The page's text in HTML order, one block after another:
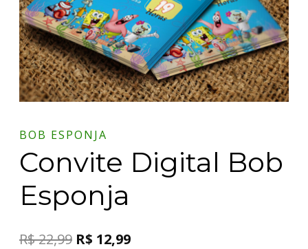
BOB ESPONJA
Convite Digital Bob
Esponja
R$22,99 R$ 12,99